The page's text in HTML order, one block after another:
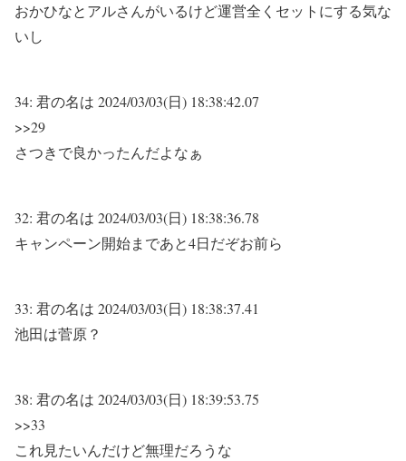
おかひなとアルさんがいるけど運営全くセットにする気な
いし
34: 君の名は 2024/03/03(日) 18:38:42.07
>>29
さつきで良かったんだよなぁ
32: 君の名は 2024/03/03(日) 18:38:36.78
キャンペーン開始まであと4日だぞお前ら
33: 君の名は 2024/03/03(日) 18:38:37.41
池田は菅原？
38: 君の名は 2024/03/03(日) 18:39:53.75
>>33
これ見たいんだけど無理だろうな